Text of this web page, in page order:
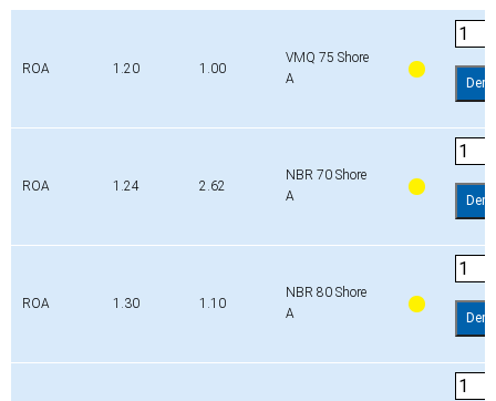
ROA 1.20 1.00
VMQ 75 Shore
A
ROA 1.24 2.62
NBR 70 Shore
A
ROA 1.30 1.10
NBR 80 Shore
A